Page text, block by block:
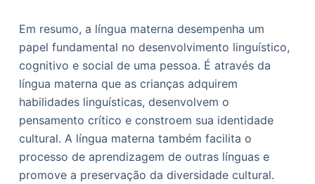
Em resumo, a língua materna desempenha um
papel fundamental no desenvolvimento linguístico,
cognitivo e social de uma pessoa. É através da
língua materna que as crianças adquirem
habilidades linguísticas, desenvolvem o
pensamento crítico e constroem sua identidade
cultural. A língua materna também facilita o
processo de aprendizagem de outras línguas e
promove a preservação da diversidade cultural.